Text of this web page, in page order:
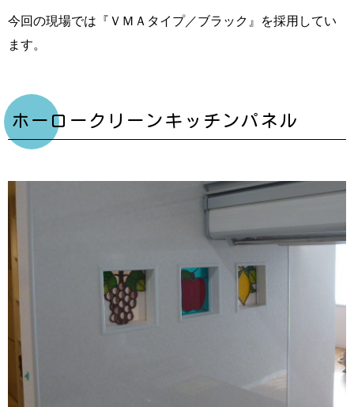
今回の現場では『ＶＭＡタイプ／ブラック』を採用してい
ます。
ホーロークリーンキッチンパネル